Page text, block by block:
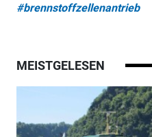
#brennstoffzellenantrieb
MEISTGELESEN